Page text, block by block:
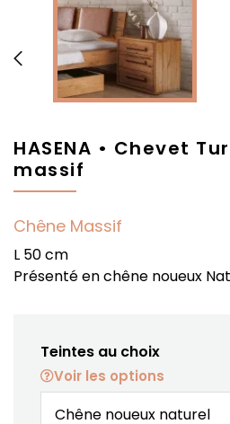

HASENA • Chevet
massif
Chêne Massif
L 50 cm
Présenté en chêne noueux
Teintes au choix
Voir les options